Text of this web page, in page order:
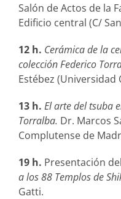
Salón de Actos de la
Edificio central (C/
12 h. Cerámica de la
colección Federico
Estébez
13 h. El arte del tsuba
Torralba. Dr. Marcos
Complutense de
19 h. Presentación
a los 88 Templos de
Gatti.